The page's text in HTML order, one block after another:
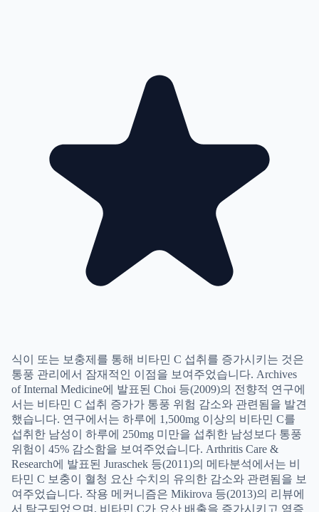
식이 또는 보충제를 통해 비타민 C 섭취를 증가시키는 것은
통풍 관리에서 잠재적인 이점을 보여주었습니다. Archives
of Internal Medicine에 발표된 Choi 등(2009)의 전향적 연구에
서는 비타민 C 섭취 증가가 통풍 위험 감소와 관련됨을 발견
했습니다. 연구에서는 하루에 1,500mg 이상의 비타민 C를
섭취한 남성이 하루에 250mg 미만을 섭취한 남성보다 통풍
위험이 45% 감소함을 보여주었습니다. Arthritis Care &
Research에 발표된 Juraschek 등(2011)의 메타분석에서는 비
타민 C 보충이 혈청 요산 수치의 유의한 감소와 관련됨을 보
여주었습니다. 작용 메커니즘은 Mikirova 등(2013)의 리뷰에
서 탐구되었으며, 비타민 C가 요산 배출을 증가시키고 염증